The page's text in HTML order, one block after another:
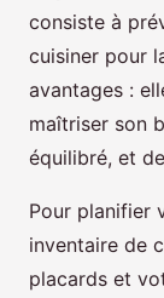
consiste à
cuisiner pour
avantages :
maîtriser son
équilibré, et
Pour planifier
inventaire de
placards et